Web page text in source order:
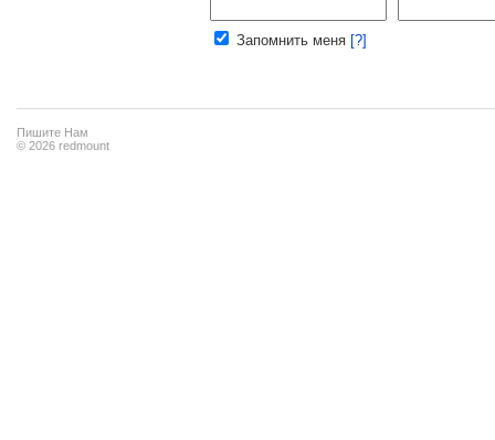
Запомнить меня [?]
Пишите Нам
© 2026 redmount